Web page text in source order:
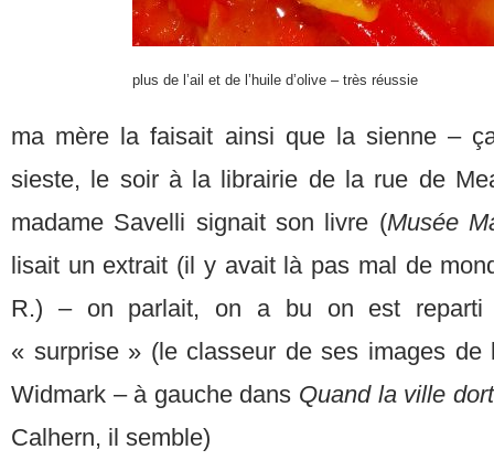
plus de l’ail et de l’huile d’olive – très réussie
ma mère la faisait ainsi que la sienne –
sieste, le soir à la librairie de la rue de
madame Savelli signait son livre (Musée
lisait un extrait (il y avait là pas mal de
R.) – on parlait, on a bu on est
« surprise » (le classeur de ses images
Widmark – à gauche dans Quand la ville
Calhern, il semble)